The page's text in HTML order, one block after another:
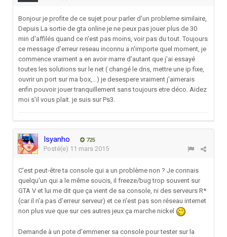
Bonjour je profite de ce sujet pour parler d'un probleme similaire,
Depuis La sortie de gta online je ne peux pas jouer plus de 30
min d'affilés quand ce n'est pas moins, voir pas du tout. Toujours
ce message d'erreur reseau inconnu a n'importe quel moment, je
commence vraiment a en avoir marre d'autant que j'ai essayé
toutes les solutions sur le net ( changé le dns, mettre une ip fixe,
ouvrir un port sur ma box,...) je desespere vraiment j'aimerais
enfin pouvoir jouer tranquillement sans toujours etre déco. Aidez
moi s'il vous plait. je suis sur Ps3.
Isyanho 725
Posté(e) 11 mars 2015
C'est peut-être ta console qui a un problème non ? Je connais
quelqu'un qui a le même soucis, il freeze/bug trop souvent sur
GTA V et lui me dit que ça vient de sa console, ni des serveurs R*
(car il n'a pas d'erreur serveur) et ce n'est pas son réseau internet
non plus vue que sur ces autres jeux ça marche nickel
Demande à un pote d'emmener sa console pour tester sur la